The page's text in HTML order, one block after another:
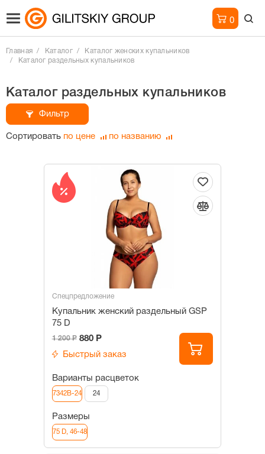
0
Главная Каталог
Каталог женских купальников
Каталог раздельных купальников
Каталог раздельных купальников
Фильтр
Сортировать по цене по названию
Спецпредложение
Купальник женский раздельный GSP
75 D
1 200 Р 880 Р
Быстрый заказ
Варианты расцветок
7342B-24 24
Размеры
75 D, 46-48